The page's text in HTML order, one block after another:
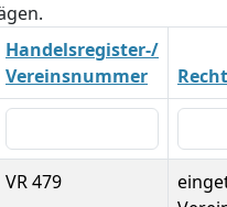
Handelsregister-/
Vereinsnummer
VR 479